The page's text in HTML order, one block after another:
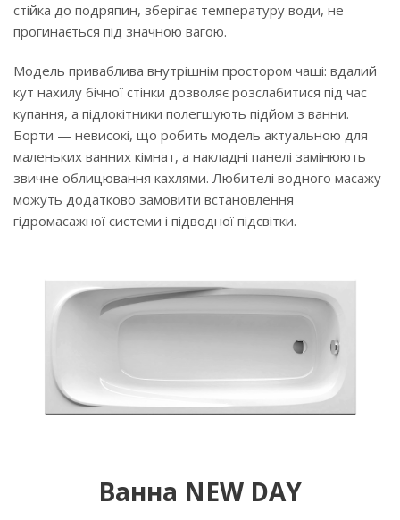
стійка до подряпин, зберігає температуру води, не
прогинається під значною вагою.
Модель приваблива внутрішнім простором чаші: вдалий
кут нахилу бічної стінки дозволяє розслабитися під час
купання, а підлокітники полегшують підйом з ванни.
Борти — невисокі, що робить модель актуальною для
маленьких ванних кімнат, а накладні панелі замінюють
звичне облицювання кахлями. Любителі водного масажу
можуть додатково замовити встановлення
гідромасажної системи і підводної підсвітки.
Ванна NEW DAY